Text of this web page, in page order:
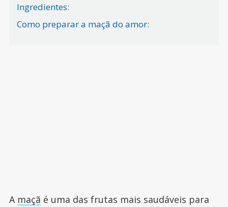
Ingredientes:
Como preparar a maçã do amor:
A maçã é uma das frutas mais saudáveis para